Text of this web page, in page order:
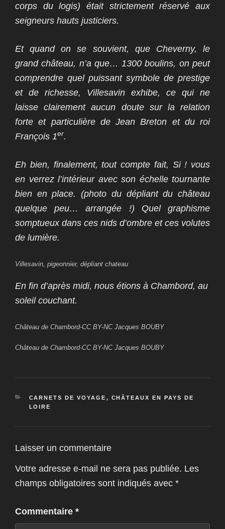
corps du logis) était strictement réservé aux
seigneurs hauts justiciers.
Et quand on se souvient, que Cheverny, le
grand château, n’a que… 1300 boulins, on peut
comprendre quel puissant symbole de prestige
et de richesse, Villesavin exhibe, ce qui ne
laisse clairement aucun doute sur la relation
forte et particulière de Jean Breton et du roi
François 1er.
Eh bien, finalement, tout compte fait, Si ! vous
en verrez l’intérieur avec son échelle tournante
bien en place. (photo du dépliant du château
quelque peu… arrangée !) Quel graphisme
somptueux dans ces nids d’ombre et ces volutes
de lumière.
Villesavin, pigeonnier, dépliant chateau
En fin d’après midi, nous étions à Chambord, au
soleil couchant.
Château de Chambord-CC BY-NC Jacques BOUBY
Château de Chambord-CC BY-NC Jacques BOUBY
CATÉGORIES
CARNETS DE VOYAGE , CHÂTEAUX EN PAYS DE
LOIRE
Laisser un commentaire
Votre adresse e-mail ne sera pas publiée. Les
champs obligatoires sont indiqués avec *
Commentaire *